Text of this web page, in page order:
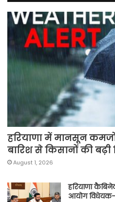
हरियाणा में मानसून
बारिश से किसानों की बढ़ी
August 1, 2026
हरियाणा
आयोग विधेयक-